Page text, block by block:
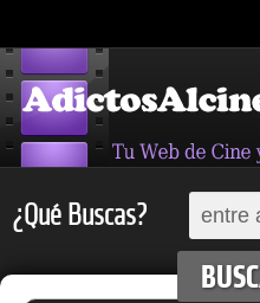
¿Qué Buscas?